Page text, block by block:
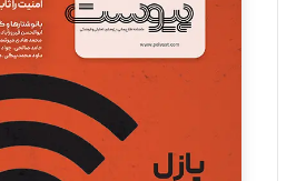
مینا پاکدل
یسنا امان‌پور